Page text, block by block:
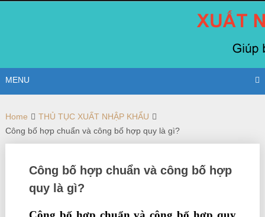
MENU
Home
THỦ TỤC XUẤT NHẬP KHẨU
Công bố hợp chuẩn và công bố hợp quy là gì?
Công bố hợp chuẩn và công bố hợp
quy là gì?